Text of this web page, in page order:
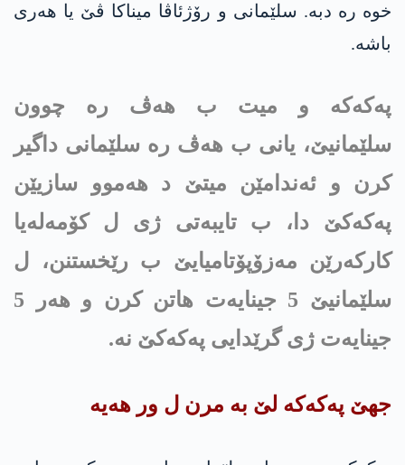
خوە رە دبە. سلێمانی و رۆژئاڤا میناکا ڤێ یا هەری
باشە.
په‌كه‌كە و میت ب هەڤ رە چوون
سلێمانیێ، یانی ب هەڤ رە سلێمانی داگیر
کرن و ئەندامێن میتێ د هەموو سازیێن
په‌كه‌كێ دا، ب تایبەتی ژی ل کۆمەلەیا
کارکەرێن مەزۆپۆتامیایێ ب رێخستنن، ل
سلێمانیێ 5 جینایەت هاتن کرن و هەر 5
جینایەت ژی گرێدایی په‌كه‌كێ نە.
جهێ په‌كه‌كه‌ لێ بە مرن ل ور هەیە